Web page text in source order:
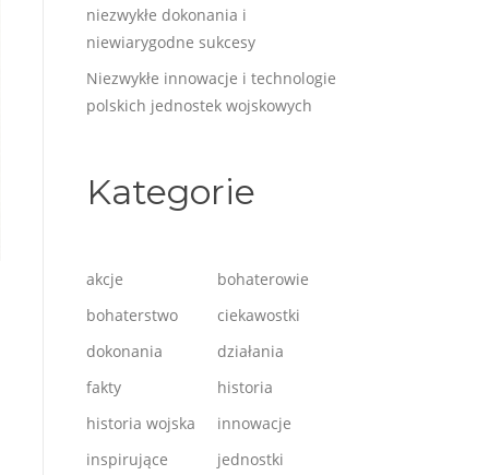
niezwykłe dokonania i
niewiarygodne sukcesy
Niezwykłe innowacje i technologie
polskich jednostek wojskowych
Kategorie
akcje
bohaterowie
bohaterstwo
ciekawostki
dokonania
działania
fakty
historia
historia wojska
innowacje
inspirujące
jednostki